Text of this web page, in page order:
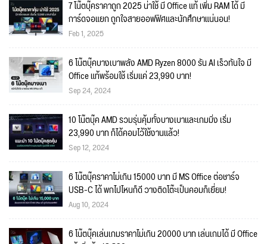
7 โน๊ตบุ๊คราคาถูก 2025 น่าใช้ มี Office แท้ เพิ่ม RAM ได้ มี
การ์ดจอแยก ถูกใจสายออฟฟิศและนักศึกษาแน่นอน!
Feb 1, 2025
6 โน๊ตบุ๊คบางเบาพลัง AMD Ryzen 8000 รัน AI เร็วทันใจ มี
Office แท้พร้อมใช้ เริ่มแค่ 23,990 บาท!
Sep 24, 2024
10 โน๊ตบุ๊ค AMD รวมรุ่นคุ้มทั้งบางเบาและเกมมิ่ง เริ่ม
23,990 บาท ก็ได้คอมไว้ใช้งานแล้ว!
Sep 12, 2024
6 โน๊ตบุ๊คราคาไม่เกิน 15000 บาท มี MS Office ต่อชาร์จ
USB-C ได้ พกไปไหนก็ดี วางติดโต๊ะเป็นคอมก็เยี่ยม!
Aug 10, 2024
6 โน๊ตบุ๊คเล่นเกมราคาไม่เกิน 20000 บาท เล่นเกมได้ มี Office